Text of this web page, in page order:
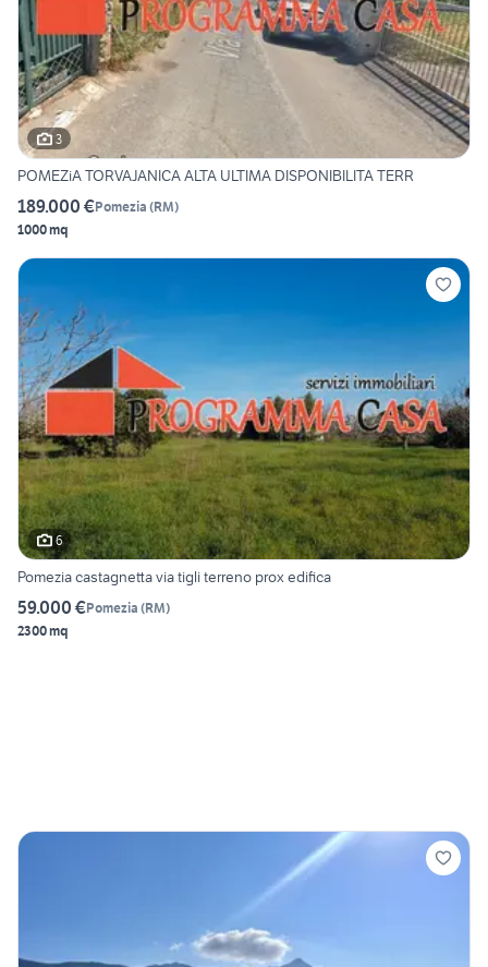
3
POMEZiA TORVAJANICA ALTA ULTIMA DISPONIBILITA TERR
189.000 €Pomezia (RM)
1000 mq
6
Pomezia castagnetta via tigli terreno prox edifica
59.000 €Pomezia (RM)
2300 mq